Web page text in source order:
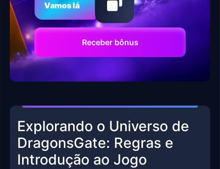
Vamos lá
Receber bônus
Explorando o Universo de
DragonsGate: Regras e
Introdução ao Jogo